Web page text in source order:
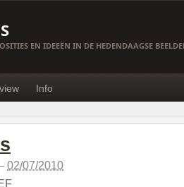
EN IDEEËN IN DE HEDENDAAGSE
Info
02/07/2010